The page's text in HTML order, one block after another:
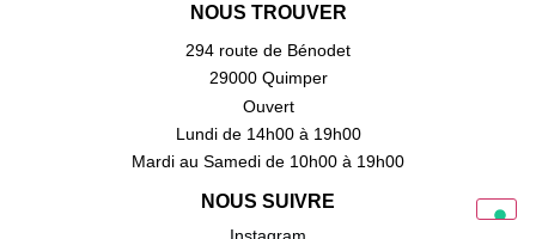
NOUS TROUVER
294 route de Bénodet
29000 Quimper
Ouvert
Lundi de 14h00 à 19h00
Mardi au Samedi de 10h00 à 19h00
NOUS SUIVRE
Instagram